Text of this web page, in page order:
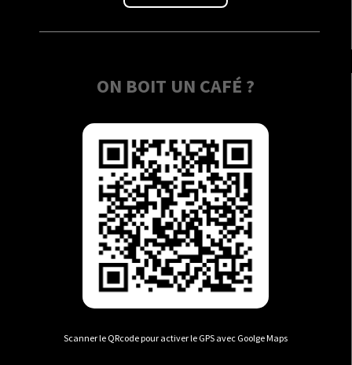
ON BOIT UN CAFÉ ?
Scanner le QRcode pour activer le GPS avec Goolge Maps